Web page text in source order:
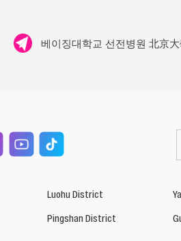
베이징대학교 선전병원 北京
Luohu District
Pingshan District